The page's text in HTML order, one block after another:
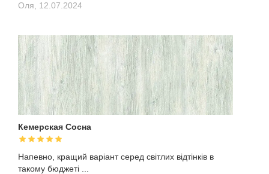
Оля, 12.07.2024
Кемерская Сосна
Напевно, кращий варіант серед світлих відтінків в
такому бюджеті ...